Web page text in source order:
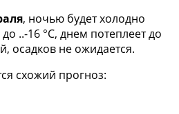
, ночью будет холодно
..-16 °С, днем потеплеет до
осадков не ожидается.
схожий прогноз: